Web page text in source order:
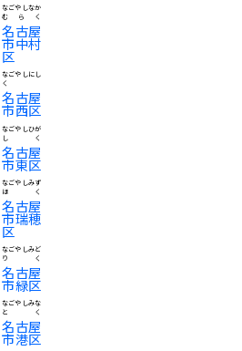
名古屋
市中村
区
なごやしなか
むらく
名古屋
市西区
なごやしにし
く
名古屋
市東区
なごやしひが
しく
名古屋
市瑞穂
区
なごやしみず
ほく
名古屋
市緑区
なごやしみど
りく
名古屋
市港区
なごやしみな
とく